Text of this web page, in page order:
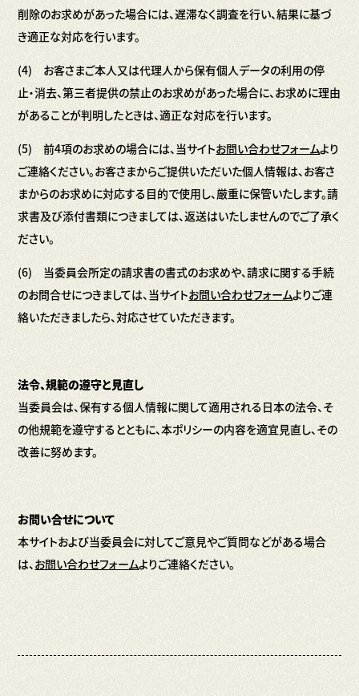
削除のお求めがあった場合には、遅滞なく調査を行い、結果に基づ
き適正な対応を行います。
(4) お客さまご本人又は代理人から保有個人データの利用の停
止・消去、第三者提供の禁止のお求めがあった場合に、お求めに理由
があることが判明したときは、適正な対応を行います。
(5) 前4項のお求めの場合には、当サイトお問い合わせフォームより
ご連絡ください。お客さまからご提供いただいた個人情報は、お客さ
まからのお求めに対応する目的で使用し、厳重に保管いたします。請
求書及び添付書類につきましては、返送はいたしませんのでご了承く
ださい。
(6) 当委員会所定の請求書の書式のお求めや、請求に関する手続
のお問合せにつきましては、当サイトお問い合わせフォームよりご連
絡いただきましたら、対応させていただきます。
法令、規範の遵守と見直し
当委員会は、保有する個人情報に関して適用される日本の法令、そ
の他規範を遵守するとともに、本ポリシーの内容を適宜見直し、その
改善に努めます。
お問い合せについて
本サイトおよび当委員会に対してご意見やご質問などがある場合
は、お問い合わせフォームよりご連絡ください。